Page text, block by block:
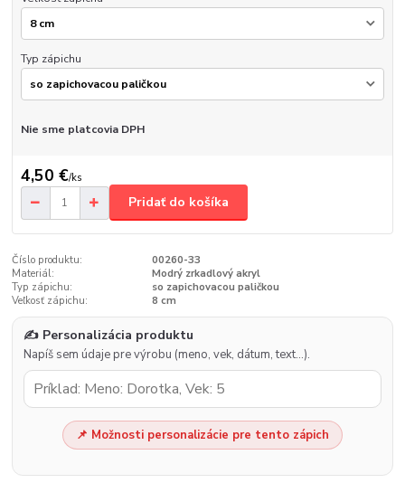
Typ zápichu
Nie sme platcovia DPH
4,50 €/ks
Pridať do košíka
Číslo produktu:
00260-33
Materiál:
Modrý zrkadlový akryl
Typ zápichu:
so zapichovacou paličkou
Veľkosť zápichu:
8 cm
✍️ Personalizácia produktu
Napíš sem údaje pre výrobu (meno, vek, dátum, text…).
📌 Možnosti personalizácie pre tento zápich